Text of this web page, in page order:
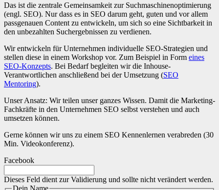
Das ist die zentrale Gemeinsamkeit zur Suchmaschinenoptimierung
(engl. SEO). Nur dass es in SEO darum geht, guten und vor allem
passgenauen Content zu entwickeln, um sich so eine Sichtbarkeit in
den unbezahlten Suchergebnissen zu verdienen.
Wir entwickeln für Unternehmen individuelle SEO-Strategien und
stellen diese in einem Workshop vor. Zum Beispiel in Form eines
SEO-Konzepts. Bei Bedarf begleiten wir die Inhouse-
Verantwortlichen anschließend bei der Umsetzung (SEO
Mentoring).
Unser Ansatz: Wir teilen unser ganzes Wissen. Damit die Marketing-
Fachkräfte in den Unternehmen SEO selbst verstehen und auch
umsetzen können.
Gerne können wir uns zu einem SEO Kennenlernen verabreden (30
Min. Videokonferenz).
Facebook
Dieses Feld dient zur Validierung und sollte nicht verändert werden.
Dein Name